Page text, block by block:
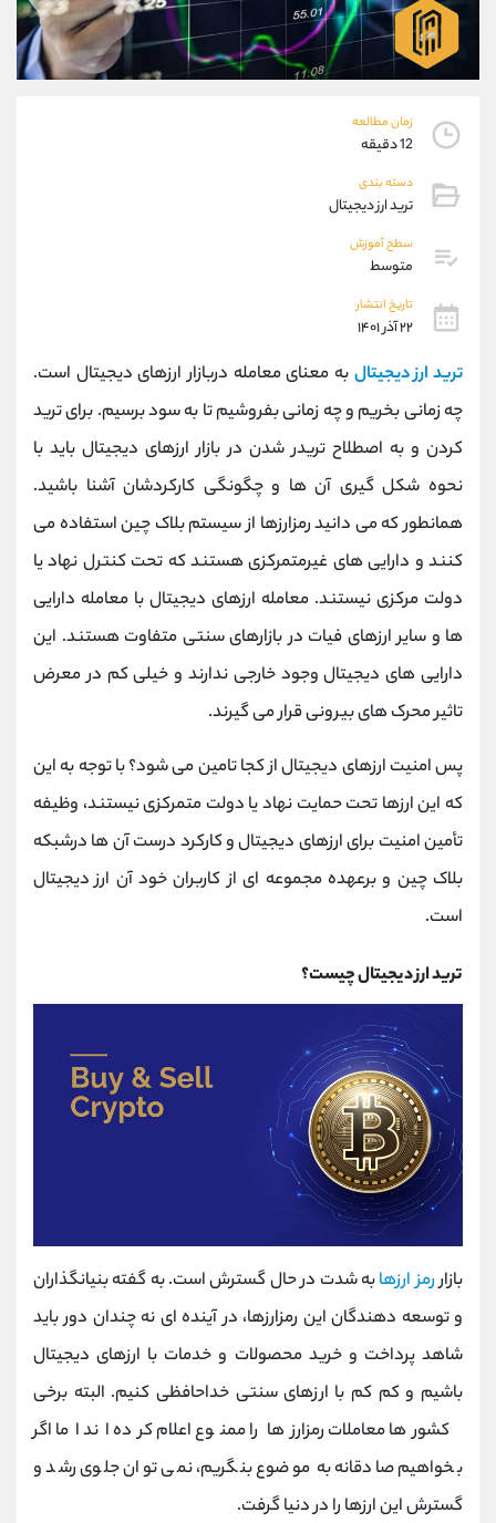
زمان مطالعه
12 دقیقه
دسته بندی
ترید ارز دیجیتال
سطح آموزش
متوسط
تاریخ انتشار
۲۲ آذر ۱۴۰۱
ترید ارز دیجیتال به معنای معامله دربازار ارزهای دیجیتال است.
چه زمانی بخریم و چه زمانی بفروشیم تا به سود برسیم. برای ترید
کردن و به اصطلاح تریدر شدن در بازار ارزهای دیجیتال باید با
نحوه شکل گیری آن ها و چگونگی کارکردشان آشنا باشید.
همانطور که می دانید رمزارزها از سیستم بلاک چین استفاده می
کنند و دارایی های غیرمتمرکزی هستند که تحت کنترل نهاد یا
دولت مرکزی نیستند. معامله ارزهای دیجیتال با معامله دارایی
ها و سایر ارزهای فیات در بازارهای سنتی متفاوت هستند. این
دارایی های دیجیتال وجود خارجی ندارند و خیلی کم در معرض
تاثیر محرک های بیرونی قرار می گیرند.
پس امنیت ارزهای دیجیتال از کجا تامین می شود؟ با توجه به این
که این ارزها تحت حمایت نهاد یا دولت متمرکزی نیستند، وظیفه
‌تأمین امنیت برای ارزهای دیجیتال و کارکرد درست آن‌ ها درشبکه
بلاک چین و برعهده‌ مجموعه‌ ای از کاربران خود آن ارز دیجیتال
است.
ترید ارز دیجیتال چیست؟
بازاررمز ارزهابه شدت در حال گسترش است. به گفته بنیانگذاران
و توسعه دهندگان این رمزارزها، در آینده ای نه چندان دور باید
شاهد پرداخت و خرید محصولات و خدمات با ارزهای دیجیتال
باشیم و کم کم با ارزهای سنتی خداحافظی کنیم. البته برخی
کشورها معاملات رمزارزها را ممنوع اعلام کرده اند اما اگر
بخواهیم صادقانه به موضوع بنگریم، نمی توان جلوی رشد و
گسترش این ارزها را در دنیا گرفت.
09101364784
واتساپ شروع گفتگو
تلگرام @Armteam_admin_104
پشتیبان فروش
موبایل
واتساپ
داخلی
اطلاعات تماس (دفتر فروش)
021-22021030
بدون پیش شماره 90001030
اینستاگرام @alireza.mehrabii
کانال تلگرام @alirezamehrabi_com